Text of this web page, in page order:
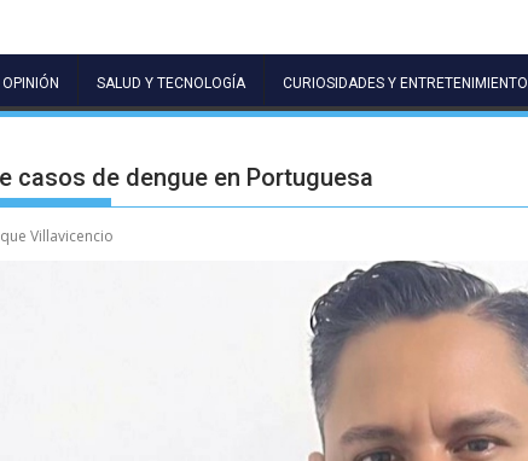
OPINIÓN SALUD Y TECNOLOGÍA CURIOSIDADES Y ENTRETENIMIENTO
casos de dengue en Portuguesa
Villavicencio